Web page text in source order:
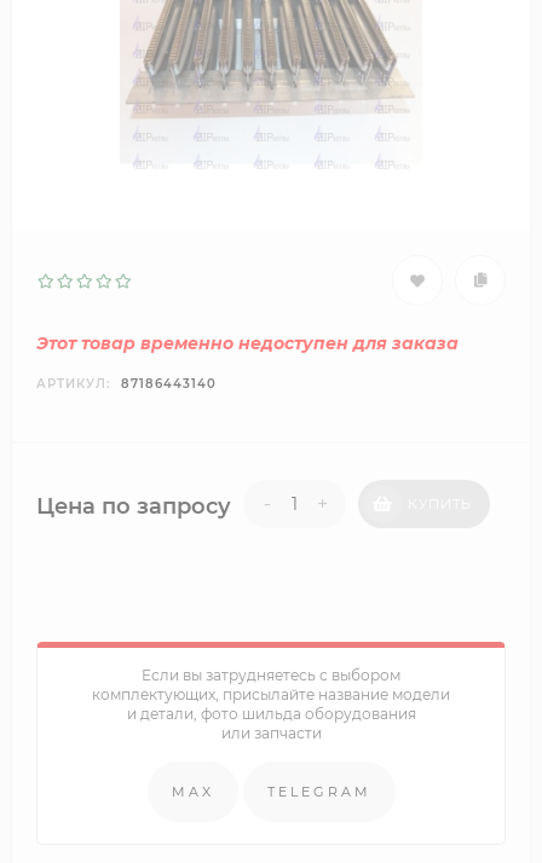
Этот товар временно недоступен для заказа
АРТИКУЛ: 87186443140
Цена по запросу - +
Если вы затрудняетесь с выбором
комплектующих, присылайте название модели
и детали, фото шильда оборудования
или запчасти
MAX TELEGRAM